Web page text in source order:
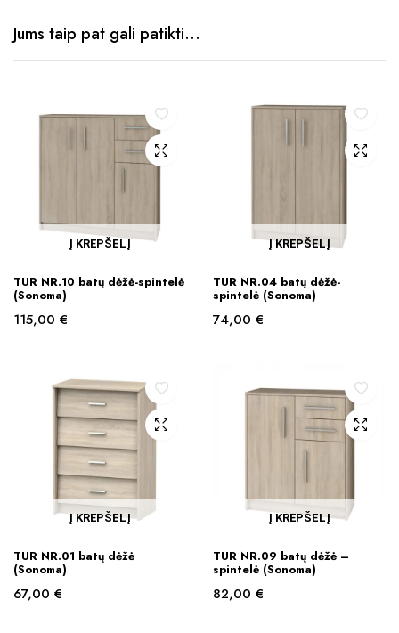
Jums taip pat gali patikti…
Į KREPŠELĮ
TUR NR.10 batų dėžė-spintelė
(Sonoma)
115,00 €
Į KREPŠELĮ
TUR NR.04 batų dėžė-
spintelė (Sonoma)
74,00 €
Į KREPŠELĮ
TUR NR.01 batų dėžė
(Sonoma)
67,00 €
Į KREPŠELĮ
TUR NR.09 batų dėžė –
spintelė (Sonoma)
82,00 €